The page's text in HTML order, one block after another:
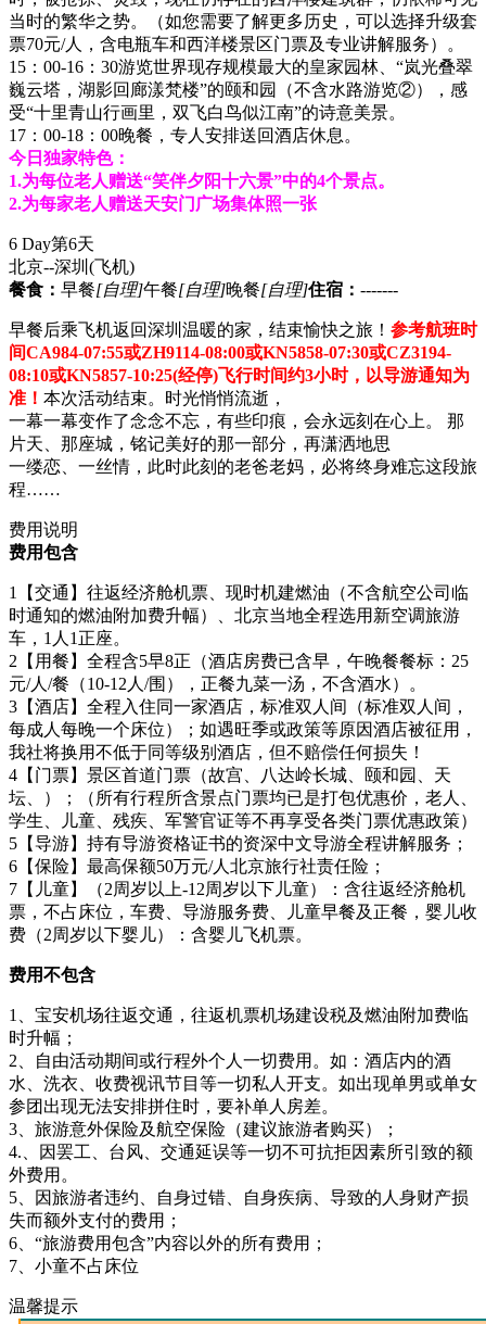
当时的繁华之势。（如您需要了解更多历史，可以选择升级套
票70元/人，含电瓶车和西洋楼景区门票及专业讲解服务）。
15：00-16：30游览世界现存规模最大的皇家园林、“岚光叠翠
巍云塔，湖影回廊漾梵楼”的颐和园（不含水路游览②），感
受“十里青山行画里，双飞白鸟似江南”的诗意美景。
17：00-18：00晚餐，专人安排送回酒店休息。
今日独家特色：
1.为每位老人赠送“笑伴夕阳十六景”中的4个景点。
2.为每家老人赠送天安门广场集体照一张
6 Day第6天
北京--深圳 (飞机)
餐食： 早餐[自理]午餐[自理]晚餐[自理]住宿： -------
早餐后乘飞机返回深圳温暖的家，结束愉快之旅！ 参考航班时
间CA984-07:55或ZH9114-08:00或KN5858-07:30或CZ3194-
08:10或KN5857-10:25(经停)飞行时间约3小时，以导游通知为
准！ 本次活动结束。时光悄悄流逝，
一幕一幕变作了念念不忘，有些印痕，会永远刻在心上。 那
片天、那座城，铭记美好的那一部分，再潇洒地思
一缕恋、一丝情，此时此刻的老爸老妈，必将终身难忘这段旅
程……
费用说明
费用包含
1【交通】往返经济舱机票、现时机建燃油（不含航空公司临
时通知的燃油附加费升幅）、北京当地全程选用新空调旅游
车，1人1正座。
2【用餐】全程含5早8正（酒店房费已含早，午晚餐餐标：25
元/人/餐（10-12人/围），正餐九菜一汤，不含酒水）。
3【酒店】全程入住同一家酒店，标准双人间（标准双人间，
每成人每晚一个床位）；如遇旺季或政策等原因酒店被征用，
我社将换用不低于同等级别酒店，但不赔偿任何损失！
4【门票】景区首道门票（故宫、八达岭长城、颐和园、天
坛、）；（所有行程所含景点门票均已是打包优惠价，老人、
学生、儿童、残疾、军警官证等不再享受各类门票优惠政策）
5【导游】持有导游资格证书的资深中文导游全程讲解服务；
6【保险】最高保额50万元/人北京旅行社责任险；
7【儿童】（2周岁以上-12周岁以下儿童）：含往返经济舱机
票，不占床位，车费、导游服务费、儿童早餐及正餐，婴儿收
费（2周岁以下婴儿）：含婴儿飞机票。
费用不包含
1、宝安机场往返交通，往返机票机场建设税及燃油附加费临
时升幅；
2、自由活动期间或行程外个人一切费用。如：酒店内的酒
水、洗衣、收费视讯节目等一切私人开支。如出现单男或单女
参团出现无法安排拼住时，要补单人房差。
3、旅游意外保险及航空保险（建议旅游者购买）；
4.、因罢工、台风、交通延误等一切不可抗拒因素所引致的额
外费用。
5、因旅游者违约、自身过错、自身疾病、导致的人身财产损
失而额外支付的费用；
6、“旅游费用包含”内容以外的所有费用；
7、小童不占床位
温馨提示